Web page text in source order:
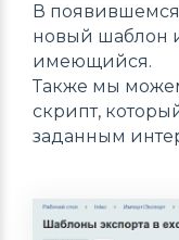
В
новый шаблон
имеющийся.
Также мы
скрипт,
заданным